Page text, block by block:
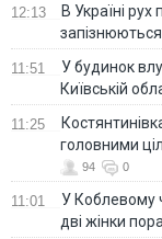
12:13
В Україні рух
запізнюються
11:51
У будинок
Київській
11:25
головними
94 0
11:01
У Коблевому
дві жінки